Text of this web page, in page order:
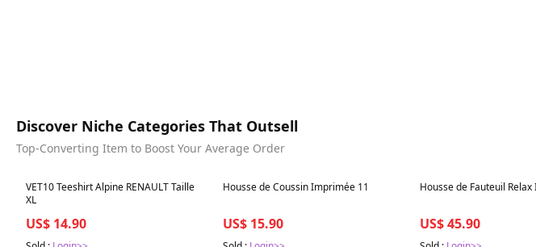
Discover Niche Categories That Outsell
Top-Converting Item to Boost Your Average Order
Best in 7 days
VET10 Teeshirt Alpine RENAULT Taille
XL
US$ 14.90
Best in 7 days
Housse de Coussin Imprimée 11
US$ 15.90
Best in 7 days
Housse de Fauteuil
US$ 45.90